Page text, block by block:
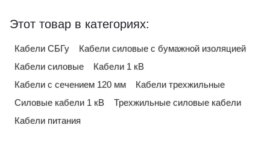
Этот товар в категориях:
Кабели СБГу
Кабели силовые с бумажной изоляцией
Кабели силовые
Кабели 1 кВ
Кабели с сечением 120 мм
Кабели трехжильные
Силовые кабели 1 кВ
Трехжильные силовые кабели
Кабели питания